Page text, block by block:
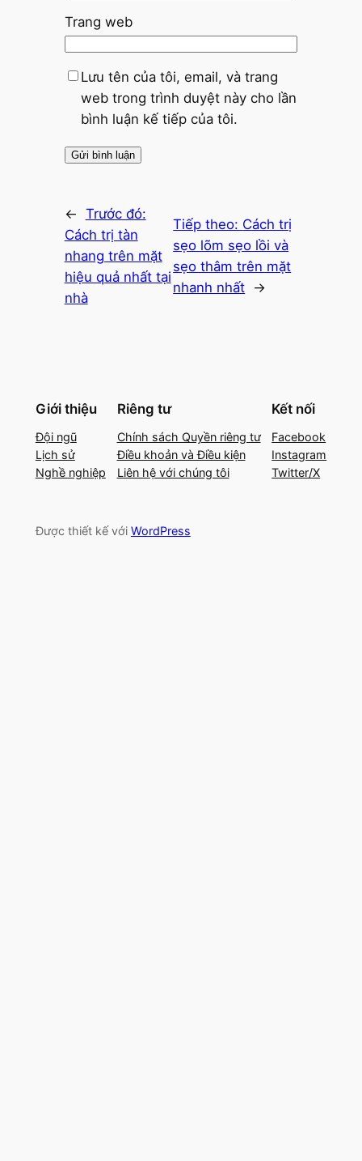
Trang web
Lưu tên của tôi, email, và trang
web trong trình duyệt này cho lần
bình luận kế tiếp của tôi.
← Trước đó:
Cách trị tàn
nhang trên mặt
hiệu quả nhất tại
nhà
Tiếp theo: Cách trị
sẹo lõm sẹo lồi và
sẹo thâm trên mặt
nhanh nhất →
Giới thiệu
Đội ngũ
Lịch sử
Nghề nghiệp
Riêng tư
Chính sách Quyền riêng tư
Điều khoản và Điều kiện
Liên hệ với chúng tôi
Kết nối
Facebook
Instagram
Twitter/X
Được thiết kế với WordPress